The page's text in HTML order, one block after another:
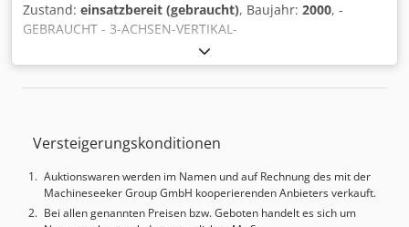
Zustand: einsatzbereit (gebraucht), Baujahr: 2000, -
GEBRAUCHT - 3-ACHSEN-VERTIKAL-
BEARBEITUNGSZENTRUM MIT PALETTENWECHSLER X-
ACHSEN-VERFAHREN: 1250 mm Y-ACHSEN-VERLAUF: 700
mm Z-ACHSEN-VERLAUF: 750 mm ABSTAND SPINDEL-
N.2 TISCHGRÖSSE: 650 x 1400 mm MAX. ZULÄSSIGE LAST:
Antef WERKZEUGMAGAZIN: KETTENFÖRMIG; 41 PLÄTZE
MAX WERKZEUG-DURCHMESSER: 120 (200) mm MAX
WERKZEUGLÄNGE: 400 mm MAX WERKZEUGGEWICHT: 20
Versteigerungskonditionen
Auktionswaren werden im Namen und auf Rechnung des mit der
Machineseeker Group GmbH kooperierenden Anbieters verkauft.
Bei allen genannten Preisen bzw. Geboten handelt es sich um